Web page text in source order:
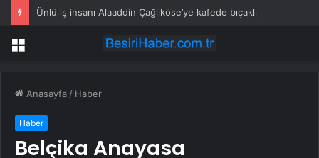
Menü
Anasayfa / Haber
Haber
Belçika Anayasa